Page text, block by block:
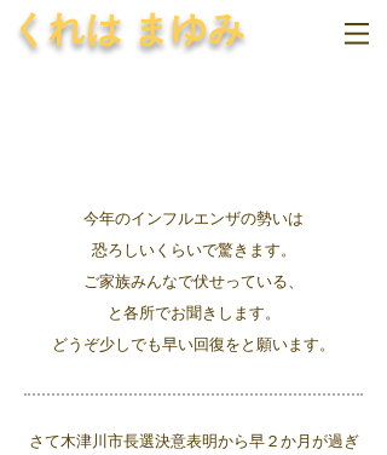
くれは まゆみ
今年のインフルエンザの勢いは
恐ろしいくらいで驚きます。
ご家族みんなで伏せっている、
と各所でお聞きします。
どうぞ少しでも早い回復をと願います。
さて木津川市長選決意表明から早２か月が過ぎ